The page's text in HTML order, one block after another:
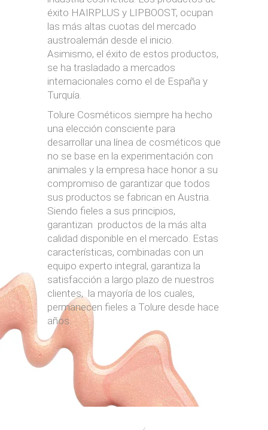
éxito HAIRPLUS y LIPBOOST, ocupan
las más altas cuotas del mercado
austroalemán desde el inicio.
Asimismo, el éxito de estos productos,
se ha trasladado a mercados
internacionales como el de España y
Turquía.
Tolure Cosméticos siempre ha hecho
una elección consciente para
desarrollar una línea de cosméticos que
no se base en la experimentación con
animales y la empresa hace honor a su
compromiso de garantizar que todos
sus productos se fabrican en Austria.
Siendo fieles a sus principios,
garantizan productos de la más alta
calidad disponible en el mercado. Estas
características, combinadas con un
equipo experto integral, garantiza la
satisfacción a largo plazo de nuestros
clientes, la mayoría de los cuales,
permanecen fieles a Tolure desde hace
años.